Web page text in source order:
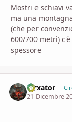
Mostri e schiavi
ma una
(che per
600/700 metri)
spessore
Nyxator
21 Dicembre